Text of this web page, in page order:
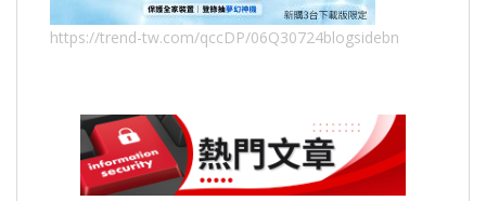
https://trend-tw.com/qccDP/06Q30724blogsidebn